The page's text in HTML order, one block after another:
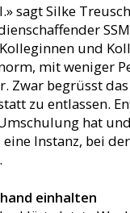
sagt Silke
und
mit weniger
Zwar begrüsst
zu entlassen.
hat
Instanz, bei
einhalten